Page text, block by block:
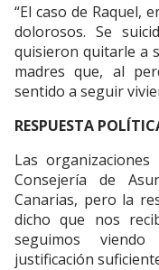
“El caso de Raquel,
dolorosos. Se
quisieron quitarle a
madres que, al
sentido a seguir
RESPUESTA
Las
Consejería de
Canarias, pero la
dicho que nos
seguimos
justificación